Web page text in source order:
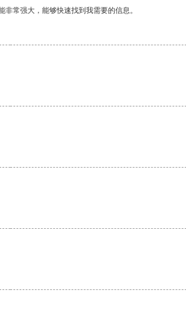
常强大，能够快速找到我需要的信息。